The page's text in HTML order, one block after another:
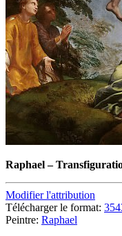
Raphael–
Modifier l'attribution
Télécharger le format:
Peintre: Raphael